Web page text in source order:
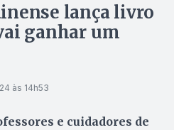
lança livro
ganhar um
às 14h53
e cuidadores de